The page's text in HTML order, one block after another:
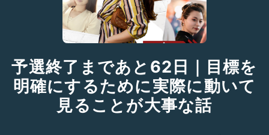
予選終了まであと62日｜目標を
明確にするために実際に動いて
見ることが大事な話